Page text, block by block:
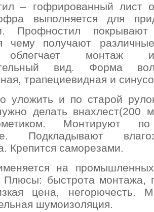
– гофрированный лист
выполняется для
Профностил
чему получают
монтаж
вид. Форма
трапециевидная и
уложить и по старой
делать внахлест(200
Монтируют по
Подкладывают
Крепится саморезами.
на
Плюсы: быстрота монтажа,
цена, негорючесть.
шумоизоляция.